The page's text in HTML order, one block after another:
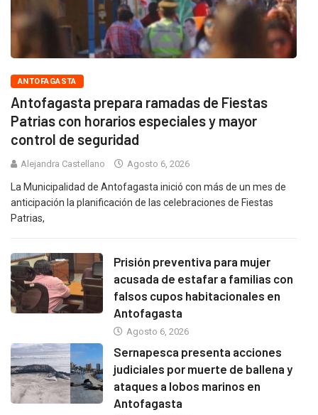
ANTOFAGASTA
Antofagasta prepara ramadas de Fiestas
Patrias con horarios especiales y mayor
control de seguridad
Alejandra Castellano Agosto 6, 2026
La Municipalidad de Antofagasta inició con más de un mes de
anticipación la planificación de las celebraciones de Fiestas
Patrias,
Prisión preventiva para mujer
acusada de estafar a familias con
falsos cupos habitacionales en
Antofagasta
Agosto 6, 2026
Sernapesca presenta acciones
judiciales por muerte de ballena y
ataques a lobos marinos en
Antofagasta